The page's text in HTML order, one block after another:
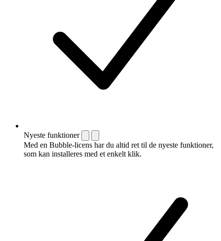
Nyeste funktioner
Med en Bubble-licens har du altid ret til de nyeste funktioner,
som kan installeres med et enkelt klik.